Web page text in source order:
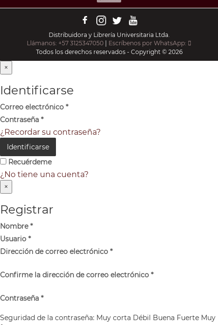
Distribuidora y Librería Universitaria Ltda.
Llámanos: +57 3125347050 | Escríbenos por WhatsApp:
Todos los derechos reservados - Copyright © 2026
×
Identificarse
Correo electrónico *
Contraseña *
¿Recordar su contraseña?
Identificarse
Recuérdeme
¿No tiene una cuenta?
×
Registrar
Nombre*
Usuario *
Dirección de correo electrónico *
Confirme la dirección de correo electrónico *
Contraseña *
Seguridad de la contraseña: Muy corta Débil Buena Fuerte Muy